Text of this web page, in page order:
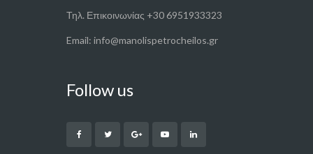
Τηλ. Επικοινωνίας +30 6951933323
Email: info@manolispetrocheilos.gr
Follow us